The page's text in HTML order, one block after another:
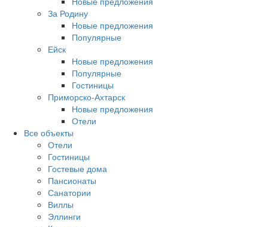
За Родину
Новые предложения
Популярные
Ейск
Новые предложения
Популярные
Гостиницы
Приморско-Ахтарск
Новые предложения
Отели
Все объекты
Отели
Гостиницы
Гостевые дома
Пансионаты
Санатории
Виллы
Эллинги